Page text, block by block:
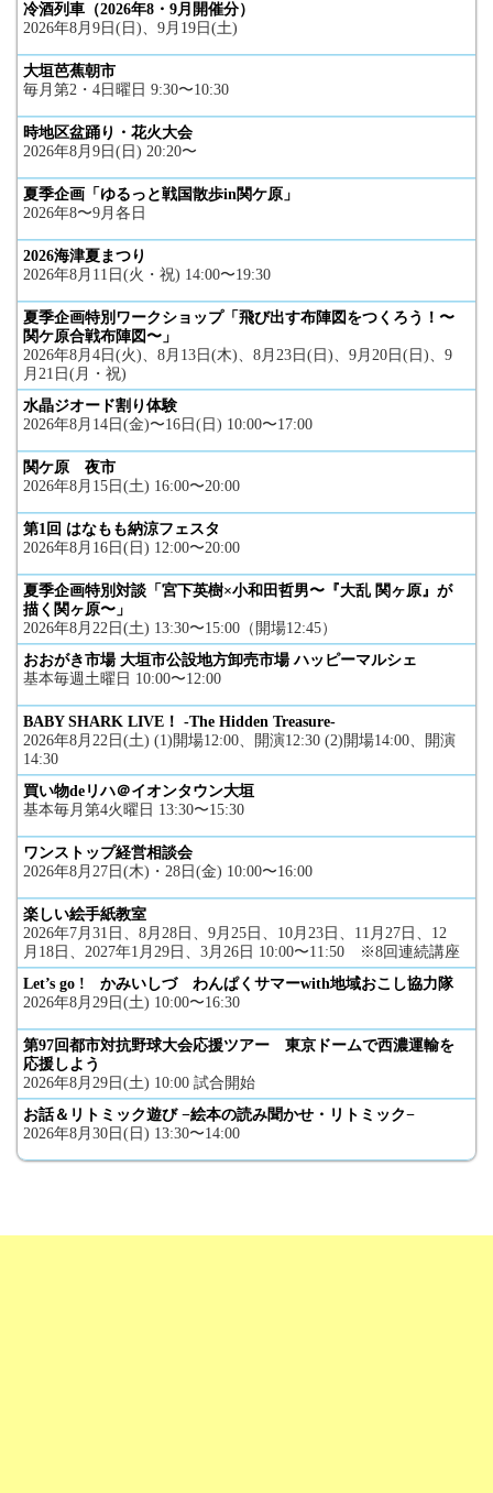
冷酒列車（2026年8・9月開催分）
2026年8月9日(日)、9月19日(土)
大垣芭蕉朝市
毎月第2・4日曜日 9:30〜10:30
時地区盆踊り・花火大会
2026年8月9日(日) 20:20〜
夏季企画「ゆるっと戦国散歩in関ケ原」
2026年8〜9月各日
2026海津夏まつり
2026年8月11日(火・祝) 14:00〜19:30
夏季企画特別ワークショップ「飛び出す布陣図をつくろう！〜
関ケ原合戦布陣図〜」
2026年8月4日(火)、8月13日(木)、8月23日(日)、9月20日(日)、9
月21日(月・祝)
水晶ジオード割り体験
2026年8月14日(金)〜16日(日) 10:00〜17:00
関ケ原 夜市
2026年8月15日(土) 16:00〜20:00
第1回 はなもも納涼フェスタ
2026年8月16日(日) 12:00〜20:00
夏季企画特別対談「宮下英樹×小和田哲男〜『大乱 関ヶ原』が
描く関ヶ原〜」
2026年8月22日(土) 13:30〜15:00（開場12:45）
おおがき市場 大垣市公設地方卸売市場 ハッピーマルシェ
基本毎週土曜日 10:00〜12:00
BABY SHARK LIVE！ -The Hidden Treasure-
2026年8月22日(土) (1)開場12:00、開演12:30 (2)開場14:00、開演
14:30
買い物deリハ＠イオンタウン大垣
基本毎月第4火曜日 13:30〜15:30
ワンストップ経営相談会
2026年8月27日(木)・28日(金) 10:00〜16:00
楽しい絵手紙教室
2026年7月31日、8月28日、9月25日、10月23日、11月27日、12
月18日、2027年1月29日、3月26日 10:00〜11:50 ※8回連続講座
Let’s go ! かみいしづ わんぱくサマーwith地域おこし協力隊
2026年8月29日(土) 10:00〜16:30
第97回都市対抗野球大会応援ツアー 東京ドームで西濃運輸を
応援しよう
2026年8月29日(土) 10:00 試合開始
お話＆リトミック遊び −絵本の読み聞かせ・リトミック−
2026年8月30日(日) 13:30〜14:00